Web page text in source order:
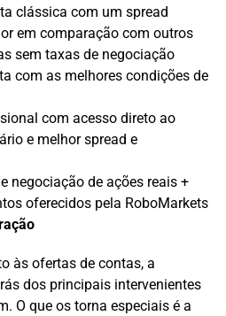
clássica com um spread
em comparação com outros
sem taxas de negociação
com as melhores condições de
com acesso direto ao
e melhor spread e
negociação de ações reais +
oferecidos pela RoboMarkets
às ofertas de contas, a
dos principais intervenientes
O que os torna especiais é a